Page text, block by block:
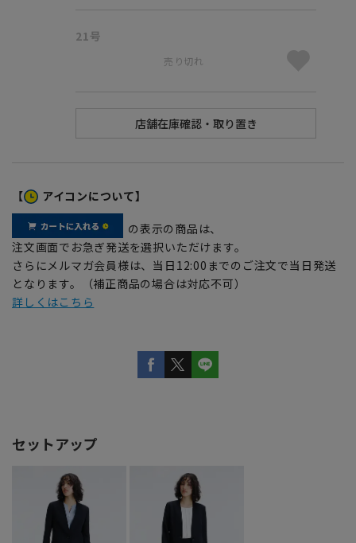
21号
売り切れ
【 アイコンについて】
の表示の商品は、
注文画面でお急ぎ発送を選択いただけます。
さらにメルマガ会員様は、当日12:00までのご注文で当日発送
となります。（補正商品の場合は対応不可）
詳しくはこちら